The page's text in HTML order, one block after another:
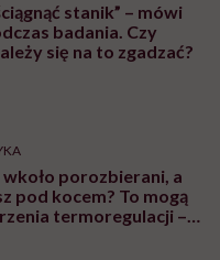
stanik” – mówi
badania. Czy
się na to zgadzać?
porozbierani, a
pod kocem? To mogą
termoregulacji –